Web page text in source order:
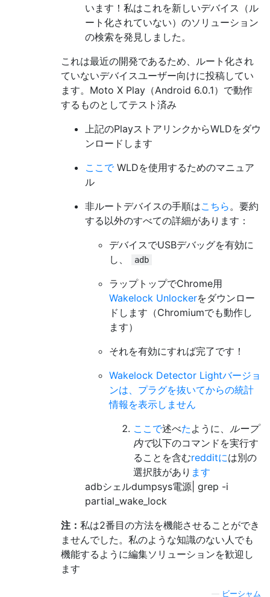
います！私はこれを新しいデバイス（ル
ート化されていない）のソリューション
の検索を発見しました。
これは最近の開発であるため、ルート化され
ていないデバイスユーザー向けに投稿してい
ます。Moto X Play（Android 6.0.1）で動作
するものとしてテスト済み
上記のPlayストアリンクからWLDをダウ
ンロードします
ここでWLDを使用するためのマニュア
ル
非ルートデバイスの手順はこちら。要約
する以外のすべての詳細があります：
デバイスでUSBデバッグを有効に
し、
adb
ラップトップでChrome用
Wakelock Unlockerをダウンロー
ドします（Chromiumでも動作し
ます）
それを有効にすれば完了です！
Wakelock Detector Lightバージョ
ンは、プラグを抜いてからの統計
情報を表示しません
ここで述べた ように、 ループ
内で以下のコマンドを実行す
ることを含むredditには別の
選択肢があり ます
adbシェルdumpsys電源| grep -i
partial_wake_lock
注： 私は2番目の方法を機能させることができ
ませんでした。私のような知識のない人でも
機能するように編集ソリューションを歓迎し
ます
ビーシャム